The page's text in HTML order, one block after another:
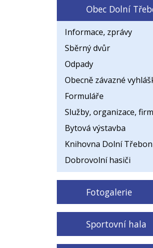
Obec Dolní
Informace, zprávy
Sběrný dvůr
Odpady
Obecně závazné
Formuláře
Služby, organizace,
Bytová výstavba
Knihovna Dolní
Dobrovolní hasiči
Fotogalerie
Sportovní hala